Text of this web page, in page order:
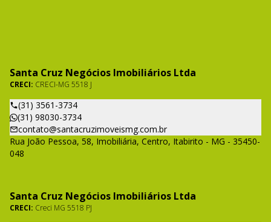
Santa Cruz Negócios Imobiliários Ltda
CRECI: CRECI-MG 5518 J
(31) 3561-3734
(31) 98030-3734
contato@santacruzimoveismg.com.br
Rua João Pessoa, 58, Imobiliária, Centro, Itabirito - MG - 35450-
048
Santa Cruz Negócios Imobiliários Ltda
CRECI: Creci MG 5518 PJ